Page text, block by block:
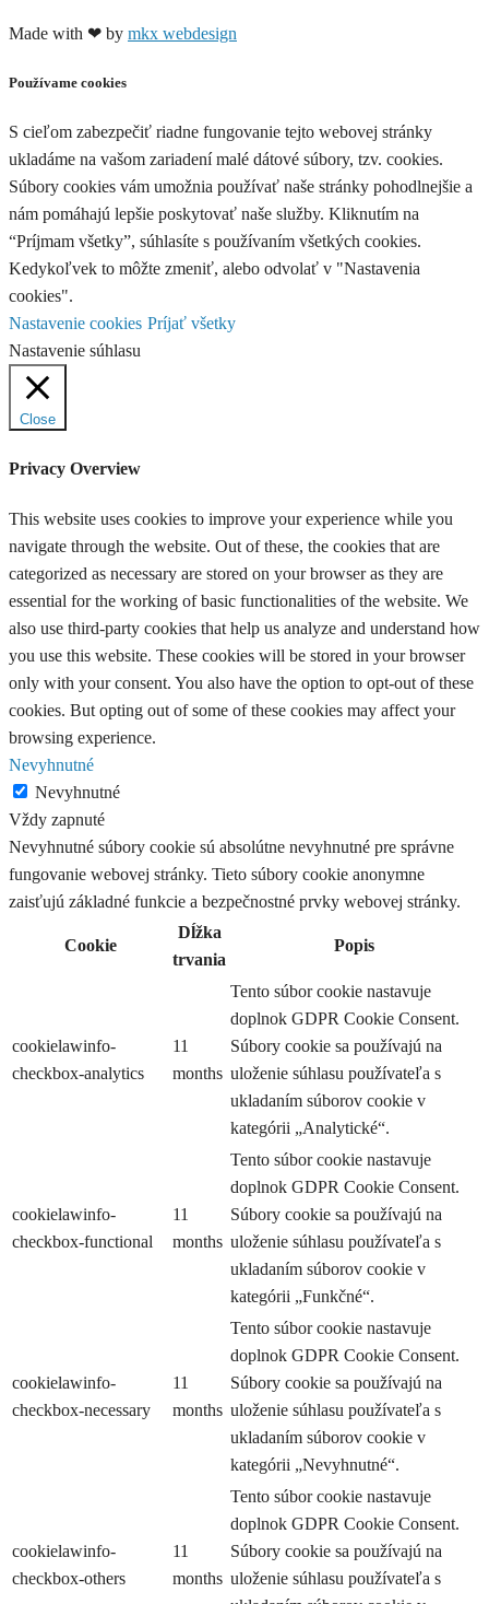
Made with ❤ by mkx webdesign
Používame cookies
S cieľom zabezpečiť riadne fungovanie tejto webovej stránky
ukladáme na vašom zariadení malé dátové súbory, tzv. cookies.
Súbory cookies vám umožnia používať naše stránky pohodlnejšie a
nám pomáhajú lepšie poskytovať naše služby. Kliknutím na
“Príjmam všetky”, súhlasíte s používaním všetkých cookies.
Kedykoľvek to môžte zmeniť, alebo odvolať v "Nastavenia
cookies".
Nastavenie cookies Príjať všetky
Nastavenie súhlasu
Close
Privacy Overview
This website uses cookies to improve your experience while you
navigate through the website. Out of these, the cookies that are
categorized as necessary are stored on your browser as they are
essential for the working of basic functionalities of the website. We
also use third-party cookies that help us analyze and understand how
you use this website. These cookies will be stored in your browser
only with your consent. You also have the option to opt-out of these
cookies. But opting out of some of these cookies may affect your
browsing experience.
Nevyhnutné
Nevyhnutné
Vždy zapnuté
Nevyhnutné súbory cookie sú absolútne nevyhnutné pre správne
fungovanie webovej stránky. Tieto súbory cookie anonymne
zaisťujú základné funkcie a bezpečnostné prvky webovej stránky.
Cookie
Dĺžka
trvania
Popis
cookielawinfo-
checkbox-analytics
11
months
Tento súbor cookie nastavuje
doplnok GDPR Cookie Consent.
Súbory cookie sa používajú na
uloženie súhlasu používateľa s
ukladaním súborov cookie v
kategórii „Analytické“.
cookielawinfo-
checkbox-functional
11
months
Tento súbor cookie nastavuje
doplnok GDPR Cookie Consent.
Súbory cookie sa používajú na
uloženie súhlasu používateľa s
ukladaním súborov cookie v
kategórii „Funkčné“.
cookielawinfo-
checkbox-necessary
11
months
Tento súbor cookie nastavuje
doplnok GDPR Cookie Consent.
Súbory cookie sa používajú na
uloženie súhlasu používateľa s
ukladaním súborov cookie v
kategórii „Nevyhnutné“.
cookielawinfo-
checkbox-others
11
months
Tento súbor cookie nastavuje
doplnok GDPR Cookie Consent.
Súbory cookie sa používajú na
uloženie súhlasu používateľa s